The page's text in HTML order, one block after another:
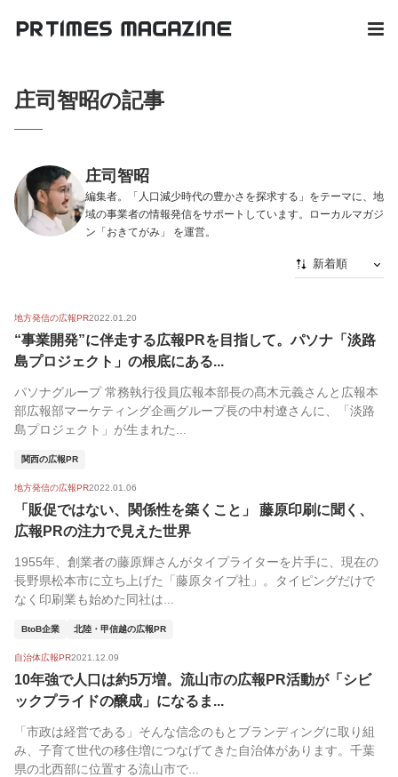
庄司智昭の記事
庄司智昭
編集者。「人口減少時代の豊かさを探求する」をテーマに、地
域の事業者の情報発信をサポートしています。ローカルマガジ
ン「おきてがみ」 を運営。
新着順
人気順
地方発信の広報PR2022.01.20
“事業開発”に伴走する広報PRを目指して。パソナ「淡路
島プロジェクト」の根底にある...
パソナグループ 常務執行役員広報本部長の髙木元義さんと広報本
部広報部マーケティング企画グループ長の中村遼さんに、「淡路
島プロジェクト」が生まれた...
関西の広報PR
地方発信の広報PR2022.01.06
「販促ではない、関係性を築くこと」 藤原印刷に聞く、
広報PRの注力で見えた世界
1955年、創業者の藤原輝さんがタイプライターを片手に、現在の
長野県松本市に立ち上げた「藤原タイプ社」。タイピングだけで
なく印刷業も始めた同社は...
BtoB企業 北陸・甲信越の広報PR
自治体広報PR2021.12.09
10年強で人口は約5万増。流山市の広報PR活動が「シビ
ックプライドの醸成」になるま...
「市政は経営である」そんな信念のもとブランディングに取り組
み、子育て世代の移住増につなげてきた自治体があります。千葉
県の北西部に位置する流山市で...